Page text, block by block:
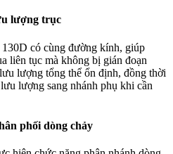
lượng trục
có cùng đường kính, giúp
liên tục mà không bị gián đoạn
lượng tổng thể ổn định, đồng thời
lượng sang nhánh phụ khi cần
phối dòng chảy